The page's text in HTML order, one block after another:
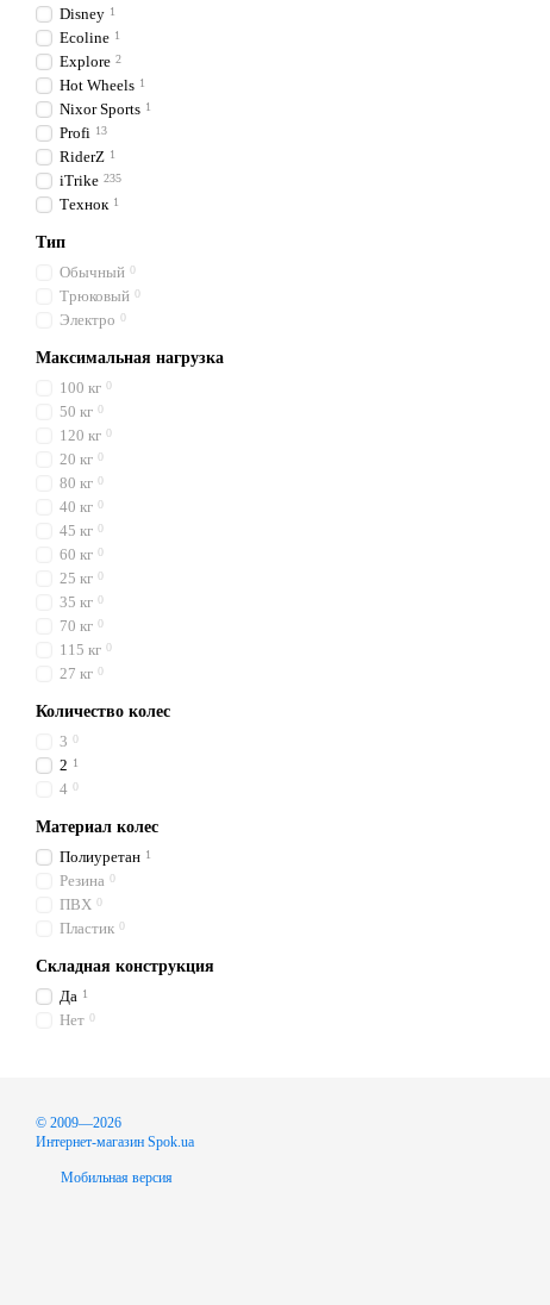
Disney 1
Ecoline 1
Explore 2
Hot Wheels 1
Nixor Sports 1
Profi 13
RiderZ 1
iTrike 235
Технок 1
Тип
Обычный 0
Трюковый 0
Электро 0
Максимальная нагрузка
100 кг 0
50 кг 0
120 кг 0
20 кг 0
80 кг 0
40 кг 0
45 кг 0
60 кг 0
25 кг 0
35 кг 0
70 кг 0
115 кг 0
27 кг 0
Количество колес
3 0
2 1
4 0
Материал колес
Полиуретан 1
Резина 0
ПВХ 0
Пластик 0
Складная конструкция
Да 1
Нет 0
© 2009—2026
Интернет-магазин Spok.ua
Мобильная версия